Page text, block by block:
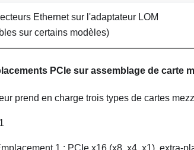
Ethernet sur l'adaptateur LOM
sur certains modèles)
PCIe sur assemblage de carte
prend en charge trois types de cartes